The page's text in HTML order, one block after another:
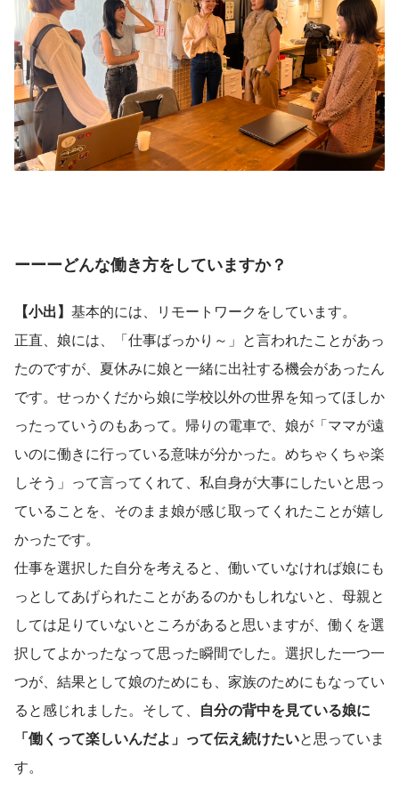
ーーーどんな働き方をしていますか？
【小出】 基本的には、リモートワークをしています。
正直、娘には、「仕事ばっかり～」と言われたことがあっ
たのですが、夏休みに娘と一緒に出社する機会があったん
です。せっかくだから娘に学校以外の世界を知ってほしか
ったっていうのもあって。帰りの電車で、娘が「ママが遠
いのに働きに行っている意味が分かった。めちゃくちゃ楽
しそう」って言ってくれて、私自身が大事にしたいと思っ
ていることを、そのまま娘が感じ取ってくれたことが嬉し
かったです。
仕事を選択した自分を考えると、働いていなければ娘にも
っとしてあげられたことがあるのかもしれないと、母親と
しては足りていないところがあると思いますが、働くを選
択してよかったなって思った瞬間でした。選択した一つ一
つが、結果として娘のためにも、家族のためにもなってい
ると感じれました。そして、 自分の背中を見ている娘に
「働くって楽しいんだよ」って伝え続けたいと思っていま
す。